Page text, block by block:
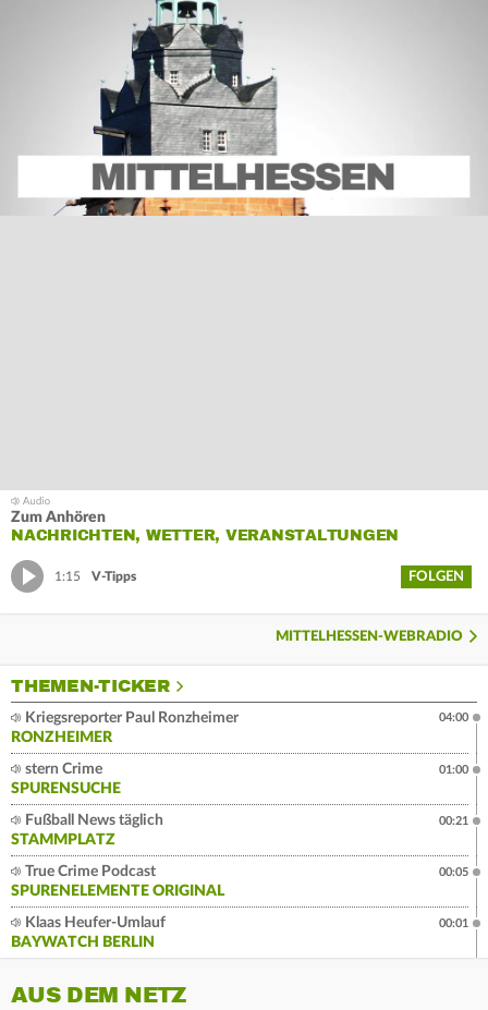
Zum Anhören
NACHRICHTEN, WETTER, VERANSTALTUNGEN
1:15 V-Tipps FOLGEN
MITTELHESSEN-WEBRADIO
THEMEN-TICKER
Kriegsreporter Paul Ronzheimer
RONZHEIMER
04:00
stern Crime
SPURENSUCHE
01:00
Fußball News täglich
STAMMPLATZ
00:21
True Crime Podcast
SPURENELEMENTE ORIGINAL
00:05
Klaas Heufer-Umlauf
BAYWATCH BERLIN
00:01
AUS DEM NETZ